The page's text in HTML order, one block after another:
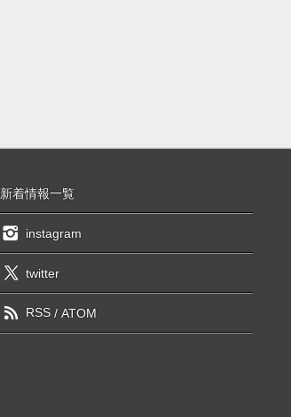
新着情報一覧
instagram
twitter
RSS/ ATOM